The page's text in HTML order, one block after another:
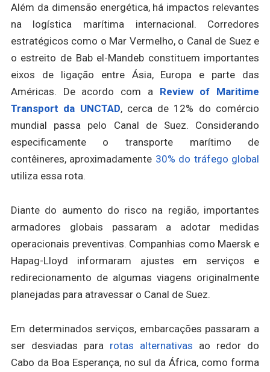
Além da dimensão energética, há impactos relevantes
na logística marítima internacional. Corredores
estratégicos como o Mar Vermelho, o Canal de Suez e
o estreito de Bab el-Mandeb constituem importantes
eixos de ligação entre Ásia, Europa e parte das
Américas. De acordo com a
Review of Maritime
Transport da UNCTAD, cerca de 12% do comércio
mundial passa pelo Canal de Suez. Considerando
especificamente o transporte marítimo de
contêineres, aproximadamente 30% do tráfego global
utiliza essa rota.
Diante do aumento do risco na região, importantes
armadores globais passaram a adotar medidas
operacionais preventivas. Companhias como Maersk e
Hapag-Lloyd informaram ajustes em serviços e
redirecionamento de algumas viagens originalmente
planejadas para atravessar o Canal de Suez.
Em determinados serviços, embarcações passaram a
ser desviadas para rotas alternativas ao redor do
Cabo da Boa Esperança, no sul da África, como forma